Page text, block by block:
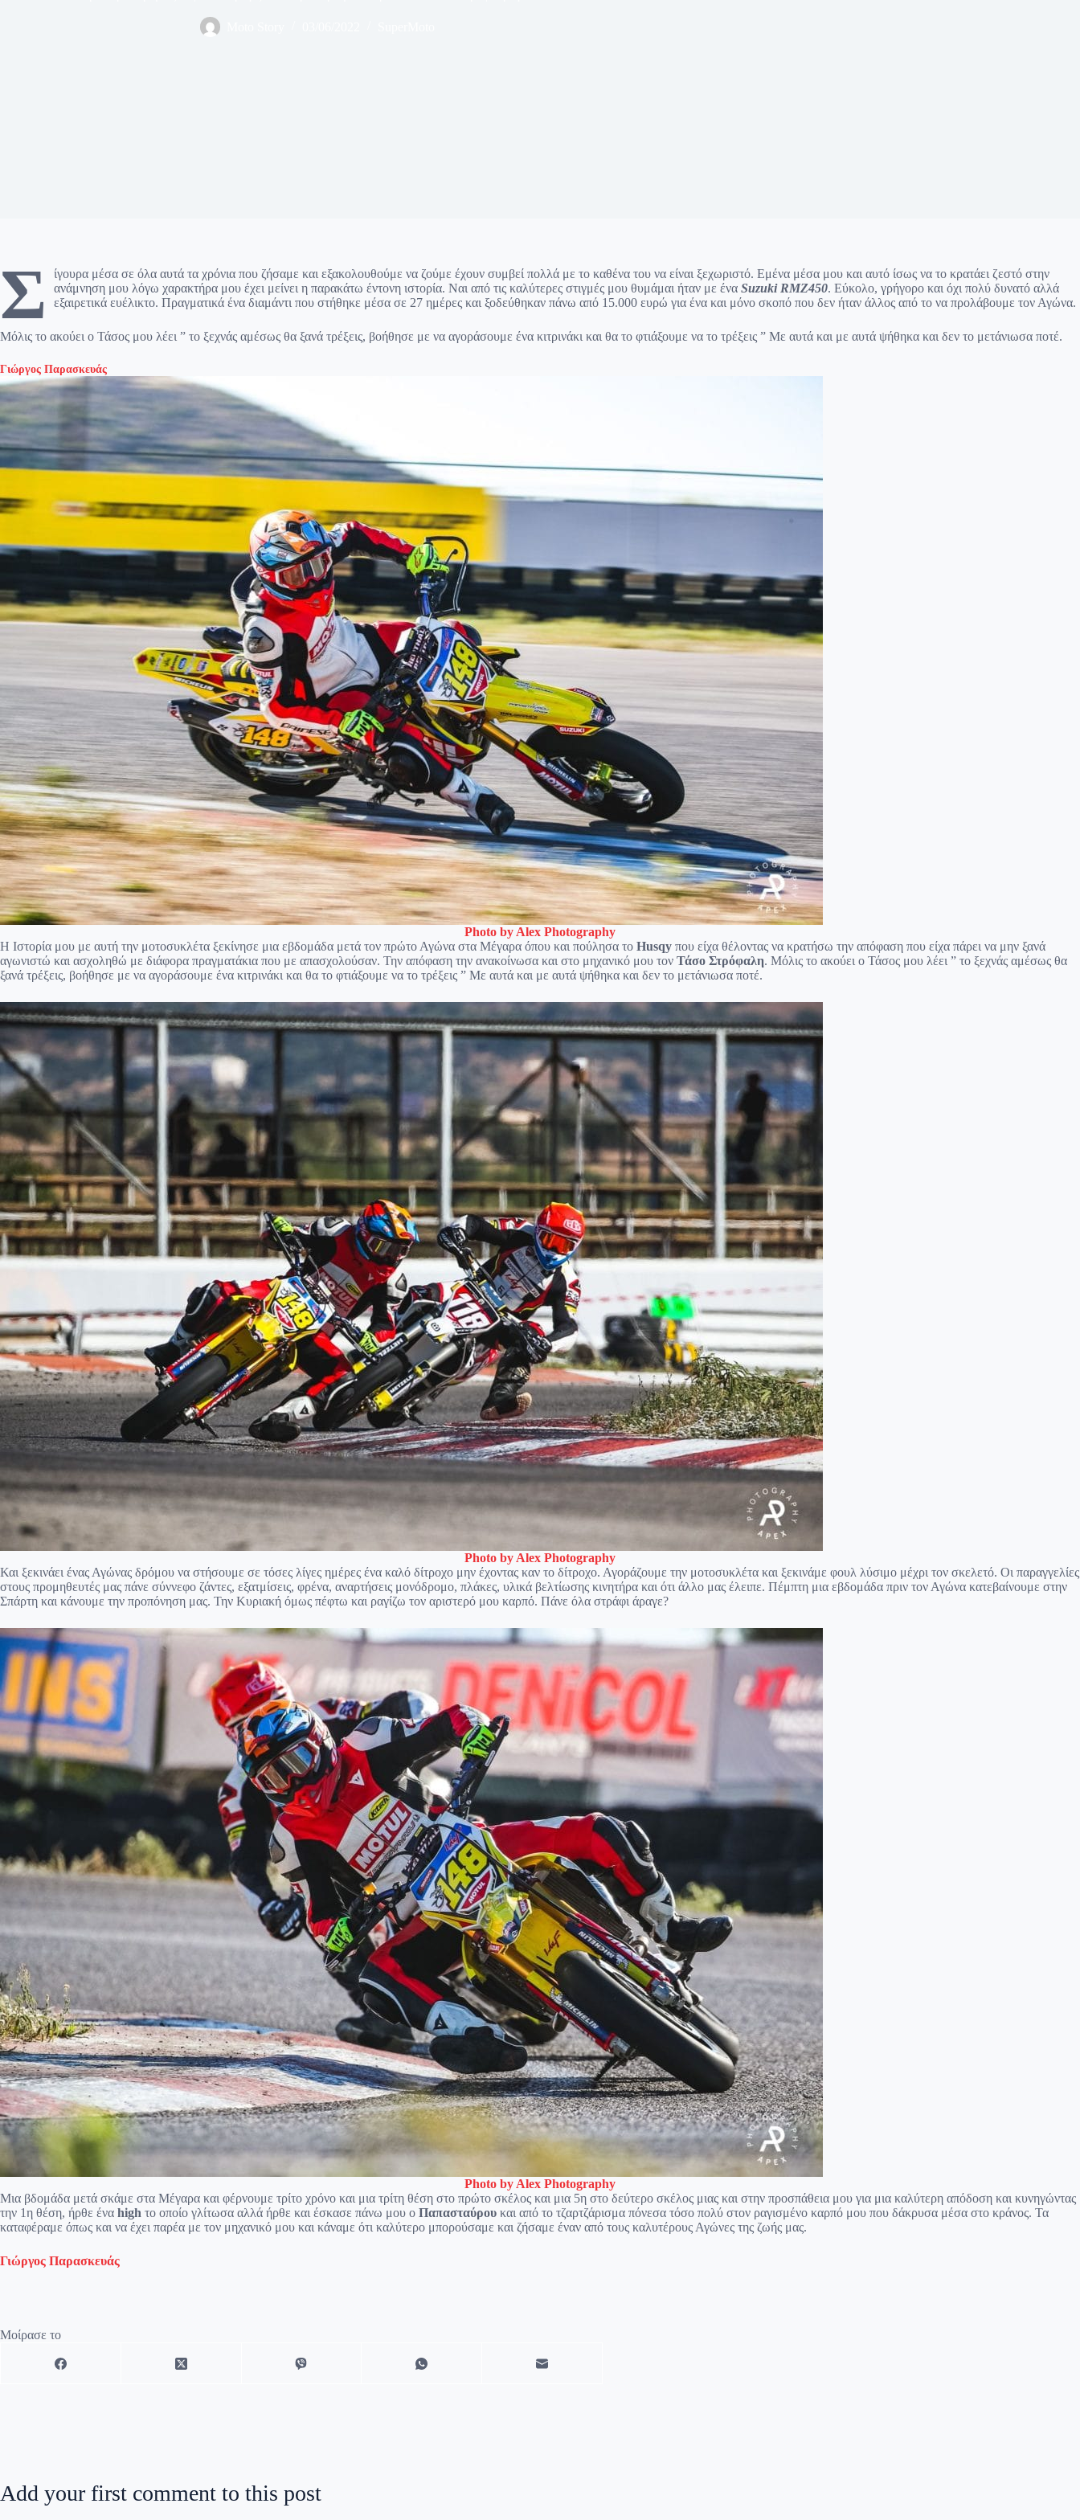
Σ
ίγουρα μέσα σε όλα αυτά τα χρόνια που ζήσαμε και εξακολουθούμε να ζούμε έχουν συμβεί πολλά με το καθένα του να είναι ξεχωριστό. Εμένα μέσα μου και αυτό ίσως να το κρατάει ζεστό στην
ανάμνηση μου λόγω χαρακτήρα μου έχει μείνει η παρακάτω έντονη ιστορία. Ναι από τις καλύτερες στιγμές μου θυμάμαι ήταν με ένα Suzuki RMZ450. Εύκολο, γρήγορο και όχι πολύ δυνατό αλλά
εξαιρετικά ευέλικτο. Πραγματικά ένα διαμάντι που στήθηκε μέσα σε 27 ημέρες και ξοδεύθηκαν πάνω από 15.000 ευρώ για ένα και μόνο σκοπό που δεν ήταν άλλος από το να προλάβουμε τον Αγώνα.
Μόλις το ακούει ο Τάσος μου λέει ” το ξεχνάς αμέσως θα ξανά τρέξεις, βοήθησε με να αγοράσουμε ένα κιτρινάκι και θα το φτιάξουμε να το τρέξεις ” Με αυτά και με αυτά ψήθηκα και δεν το μετάνιωσα ποτέ.
Γιώργος Παρασκευάς
Photo by Alex Photography
Η Ιστορία μου με αυτή την μοτοσυκλέτα ξεκίνησε μια εβδομάδα μετά τον πρώτο Αγώνα στα Μέγαρα όπου και πούλησα το Husqy που είχα θέλοντας να κρατήσω την απόφαση που είχα πάρει να μην ξανά
αγωνιστώ και ασχοληθώ με διάφορα πραγματάκια που με απασχολούσαν. Την απόφαση την ανακοίνωσα και στο μηχανικό μου τον Τάσο Στρόφαλη. Μόλις το ακούει ο Τάσος μου λέει ” το ξεχνάς αμέσως θα
ξανά τρέξεις, βοήθησε με να αγοράσουμε ένα κιτρινάκι και θα το φτιάξουμε να το τρέξεις ” Με αυτά και με αυτά ψήθηκα και δεν το μετάνιωσα ποτέ.
Photo by Alex Photography
Και ξεκινάει ένας Αγώνας δρόμου να στήσουμε σε τόσες λίγες ημέρες ένα καλό δίτροχο μην έχοντας καν το δίτροχο. Αγοράζουμε την μοτοσυκλέτα και ξεκινάμε φουλ λύσιμο μέχρι τον σκελετό. Οι παραγγελίες
στους προμηθευτές μας πάνε σύννεφο ζάντες, εξατμίσεις, φρένα, αναρτήσεις μονόδρομο, πλάκες, υλικά βελτίωσης κινητήρα και ότι άλλο μας έλειπε. Πέμπτη μια εβδομάδα πριν τον Αγώνα κατεβαίνουμε στην
Σπάρτη και κάνουμε την προπόνηση μας. Την Κυριακή όμως πέφτω και ραγίζω τον αριστερό μου καρπό. Πάνε όλα στράφι άραγε?
Photo by Alex Photography
Μια βδομάδα μετά σκάμε στα Μέγαρα και φέρνουμε τρίτο χρόνο και μια τρίτη θέση στο πρώτο σκέλος και μια 5η στο δεύτερο σκέλος μιας και στην προσπάθεια μου για μια καλύτερη απόδοση και κυνηγώντας
την 1η θέση, ήρθε ένα high το οποίο γλίτωσα αλλά ήρθε και έσκασε πάνω μου ο Παπασταύρου και από το τζαρτζάρισμα πόνεσα τόσο πολύ στον ραγισμένο καρπό μου που δάκρυσα μέσα στο κράνος. Τα
καταφέραμε όπως και να έχει παρέα με τον μηχανικό μου και κάναμε ότι καλύτερο μπορούσαμε και ζήσαμε έναν από τους καλυτέρους Αγώνες της ζωής μας.
Γιώργος Παρασκευάς
Μοίρασε το
Add your first comment to this post